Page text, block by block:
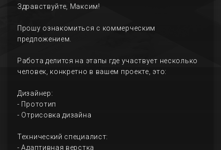
Здравствуйте, Максим!
Прошу ознакомиться с коммерческим
предложением.
Работа делится на этапы где участвует несколько
человек, конкретно в вашем проекте, это:
Дизайнер:
- Прототип
- Отрисовка дизайна
Технический специалист:
- Адаптивная верстка